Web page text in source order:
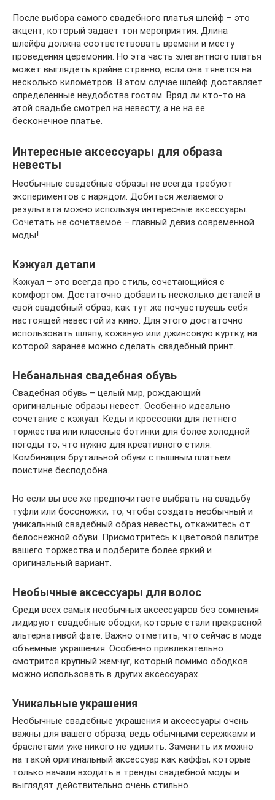
После выбора самого свадебного платья шлейф – это
акцент, который задает тон мероприятия. Длина
шлейфа должна соответствовать времени и месту
проведения церемонии. Но эта часть элегантного платья
может выглядеть крайне странно, если она тянется на
несколько километров. В этом случае шлейф доставляет
определенные неудобства гостям. Вряд ли кто-то на
этой свадьбе смотрел на невесту, а не на ее
бесконечное платье.
Интересные аксессуары для образа
невесты
Необычные свадебные образы не всегда требуют
экспериментов с нарядом. Добиться желаемого
результата можно используя интересные аксессуары.
Сочетать не сочетаемое – главный девиз современной
моды!
Кэжуал детали
Кэжуал – это всегда про стиль, сочетающийся с
комфортом. Достаточно добавить несколько деталей в
свой свадебный образ, как тут же почувствуешь себя
настоящей невестой из кино. Для этого достаточно
использовать шляпу, кожаную или джинсовую куртку, на
которой заранее можно сделать свадебный принт.
Небанальная свадебная обувь
Свадебная обувь – целый мир, рождающий
оригинальные образы невест. Особенно идеально
сочетание с кэжуал. Кеды и кроссовки для летнего
торжества или классные ботинки для более холодной
погоды то, что нужно для креативного стиля.
Комбинация брутальной обуви с пышным платьем
поистине бесподобна.
Но если вы все же предпочитаете выбрать на свадьбу
туфли или босоножки, то, чтобы создать необычный и
уникальный свадебный образ невесты, откажитесь от
белоснежной обуви. Присмотритесь к цветовой палитре
вашего торжества и подберите более яркий и
оригинальный вариант.
Необычные аксессуары для волос
Среди всех самых необычных аксессуаров без сомнения
лидируют свадебные ободки, которые стали прекрасной
альтернативой фате. Важно отметить, что сейчас в моде
объемные украшения. Особенно привлекательно
смотрится крупный жемчуг, который помимо ободков
можно использовать в других аксессуарах.
Уникальные украшения
Необычные свадебные украшения и аксессуары очень
важны для вашего образа, ведь обычными сережками и
браслетами уже никого не удивить. Заменить их можно
на такой оригинальный аксессуар как каффы, которые
только начали входить в тренды свадебной моды и
выглядят действительно очень стильно.